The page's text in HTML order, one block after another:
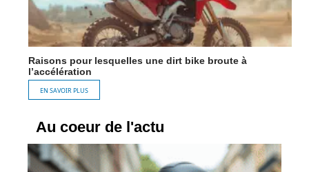
Raisons pour lesquelles une dirt bike broute à
l’accélération
EN SAVOIR PLUS
Au coeur de l'actu